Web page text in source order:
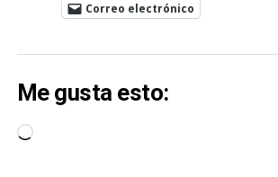
Correo electrónico
Me gusta esto:
Cargando...